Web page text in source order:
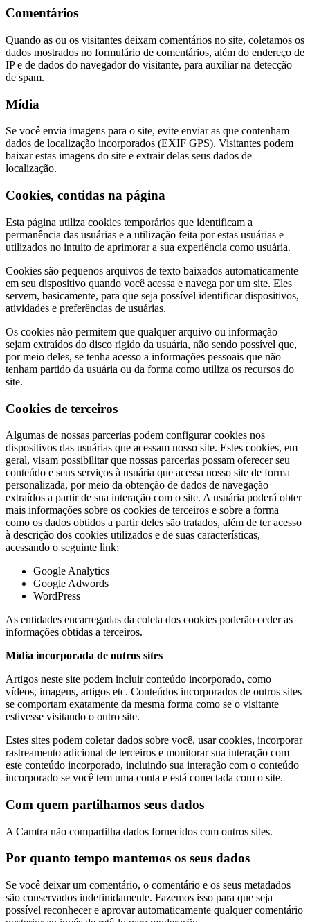
Comentários
Quando as ou os visitantes deixam comentários no site, coletamos os
dados mostrados no formulário de comentários, além do endereço de
IP e de dados do navegador do visitante, para auxiliar na detecção
de spam.
Mídia
Se você envia imagens para o site, evite enviar as que contenham
dados de localização incorporados (EXIF GPS). Visitantes podem
baixar estas imagens do site e extrair delas seus dados de
localização.
Cookies, contidas na página
Esta página utiliza cookies temporários que identificam a
permanência das usuárias e a utilização feita por estas usuárias e
utilizados no intuito de aprimorar a sua experiência como usuária.
Cookies são pequenos arquivos de texto baixados automaticamente
em seu dispositivo quando você acessa e navega por um site. Eles
servem, basicamente, para que seja possível identificar dispositivos,
atividades e preferências de usuárias.
Os cookies não permitem que qualquer arquivo ou informação
sejam extraídos do disco rígido da usuária, não sendo possível que,
por meio deles, se tenha acesso a informações pessoais que não
tenham partido da usuária ou da forma como utiliza os recursos do
site.
Cookies de terceiros
Algumas de nossas parcerias podem configurar cookies nos
dispositivos das usuárias que acessam nosso site. Estes cookies, em
geral, visam possibilitar que nossas parcerias possam oferecer seu
conteúdo e seus serviços à usuária que acessa nosso site de forma
personalizada, por meio da obtenção de dados de navegação
extraídos a partir de sua interação com o site. A usuária poderá obter
mais informações sobre os cookies de terceiros e sobre a forma
como os dados obtidos a partir deles são tratados, além de ter acesso
à descrição dos cookies utilizados e de suas características,
acessando o seguinte link:
Google Analytics
Google Adwords
WordPress
As entidades encarregadas da coleta dos cookies poderão ceder as
informações obtidas a terceiros.
Mídia incorporada de outros sites
Artigos neste site podem incluir conteúdo incorporado, como
vídeos, imagens, artigos etc. Conteúdos incorporados de outros sites
se comportam exatamente da mesma forma como se o visitante
estivesse visitando o outro site.
Estes sites podem coletar dados sobre você, usar cookies, incorporar
rastreamento adicional de terceiros e monitorar sua interação com
este conteúdo incorporado, incluindo sua interação com o conteúdo
incorporado se você tem uma conta e está conectada com o site.
Com quem partilhamos seus dados
A Camtra não compartilha dados fornecidos com outros sites.
Por quanto tempo mantemos os seus dados
Se você deixar um comentário, o comentário e os seus metadados
são conservados indefinidamente. Fazemos isso para que seja
possível reconhecer e aprovar automaticamente qualquer comentário